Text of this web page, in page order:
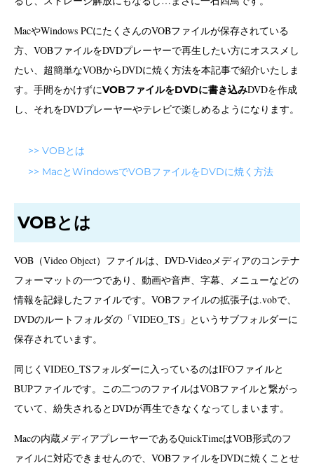
MacやWindows PCにたくさんのVOBファイルが保存されている
方、VOBファイルをDVDプレーヤーで再生したい方にオススメし
たい、超簡単なVOBからDVDに焼く方法を本記事で紹介いたしま
す。手間をかけずにVOBファイルをDVDに書き込みDVDを作成
し、それをDVDプレーヤーやテレビで楽しめるようになります。
>> VOBとは
>> MacとWindowsでVOBファイルをDVDに焼く方法
VOBとは
VOB（Video Object）ファイルは、DVD-Videoメディアのコンテナ
フォーマットの一つであり、動画や音声、字幕、メニューなどの
情報を記録したファイルです。VOBファイルの拡張子は.vobで、
DVDのルートフォルダの「VIDEO_TS」というサブフォルダーに
保存されています。
同じくVIDEO_TSフォルダーに入っているのはIFOファイルと
BUPファイルです。この二つのファイルはVOBファイルと繋がっ
ていて、紛失されるとDVDが再生できなくなってしまいます。
Macの内蔵メディアプレーヤーであるQuickTimeはVOB形式のフ
ァイルに対応できませんので、VOBファイルをDVDに焼くことせ